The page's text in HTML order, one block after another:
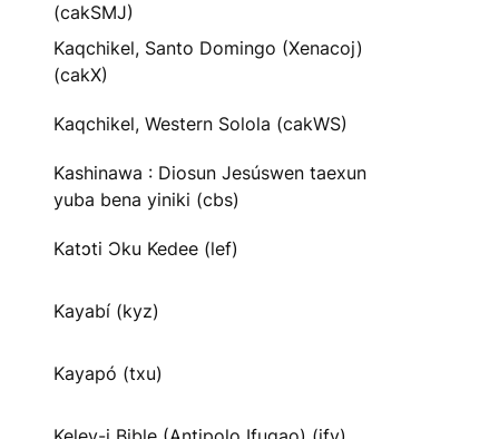
(cakSMJ)
Kaqchikel, Santo Domingo (Xenacoj)
(cakX)
Kaqchikel, Western Solola (cakWS)
Kashinawa : Diosun Jesúswen taexun
yuba bena yiniki (cbs)
Katɔti Ɔku Kedee (lef)
Kayabí (kyz)
Kayapó (txu)